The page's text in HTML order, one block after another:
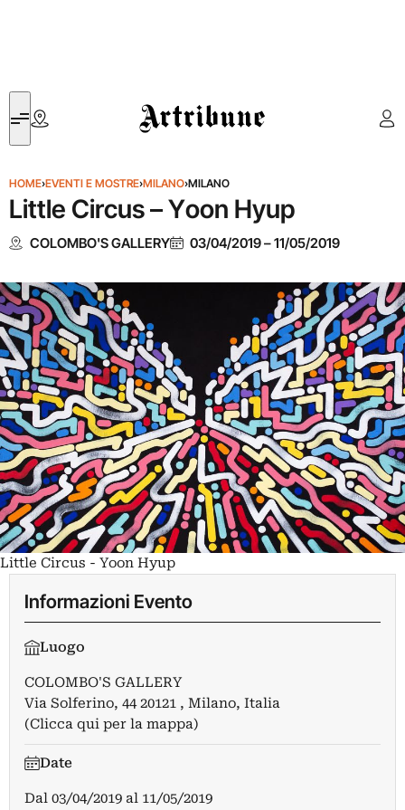
Artribune
HOME›EVENTI E MOSTRE›MILANO›MILANO
Little Circus – Yoon Hyup
COLOMBO'S GALLERY 03/04/2019–11/05/2019
Little Circus - Yoon Hyup
Informazioni Evento
Luogo
COLOMBO'S GALLERY
Via Solferino, 44 20121 , Milano, Italia
(Clicca qui per la mappa)
Date
Dal 03/04/2019 al 11/05/2019